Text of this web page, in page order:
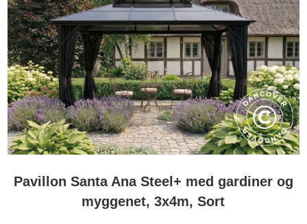
Pavillon Santa Ana Steel+ med gardiner og
myggenet, 3x4m, Sort